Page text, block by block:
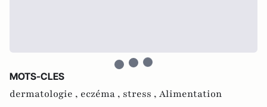
MOTS-CLES
dermatologie , eczéma , stress , Alimentation